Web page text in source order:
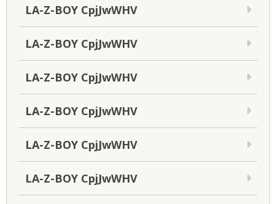
LA-Z-BOY CpjJwWHV
LA-Z-BOY CpjJwWHV
LA-Z-BOY CpjJwWHV
LA-Z-BOY CpjJwWHV
LA-Z-BOY CpjJwWHV
LA-Z-BOY CpjJwWHV